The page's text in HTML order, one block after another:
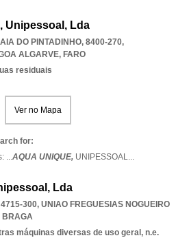
Unipessoal, Lda
DO PINTADINHO, 8400-270,
ALGARVE, FARO
residuais
Ver no Mapa
for:
...AQUA UNIQUE, UNIPESSOAL...
Lda
300, UNIAO FREGUESIAS NOGUEIRO
BRAGA
máquinas diversas de uso geral, n.e.